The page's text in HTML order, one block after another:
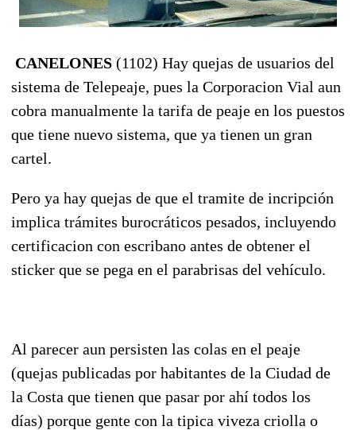
CANELONES (1102) Hay quejas de usuarios del
sistema de Telepeaje, pues la Corporacion Vial aun
cobra manualmente la tarifa de peaje en los puestos
que tiene nuevo sistema, que ya tienen un gran
cartel.
Pero ya hay quejas de que el tramite de incripción
implica trámites burocráticos pesados, incluyendo
certificacion con escribano antes de obtener el
sticker que se pega en el parabrisas del vehículo.
Al parecer aun persisten las colas en el peaje
(quejas publicadas por habitantes de la Ciudad de
la Costa que tienen que pasar por ahí todos los
días) porque gente con la tipica viveza criolla o